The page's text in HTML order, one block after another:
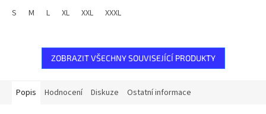
S
M L XL XXL XXXL
ZOBRAZIT VŠECHNY SOUVISEJÍCÍ PRODUKTY
Popis Hodnocení Diskuze Ostatní informace